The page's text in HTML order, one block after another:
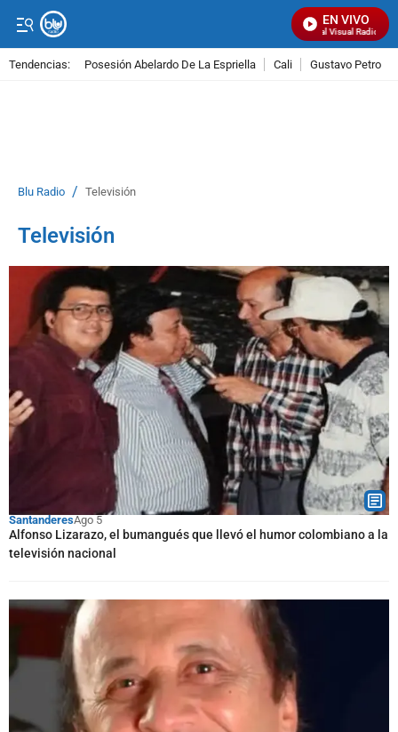
EN VIVO
Señal Visual Radio
Tendencias: Posesión Abelardo De La Espriella Cali Gustavo Petro
Blu Radio / Televisión
Televisión
SantanderesAgo 5
Alfonso Lizarazo, el bumangués que llevó el humor colombiano a la
televisión nacional